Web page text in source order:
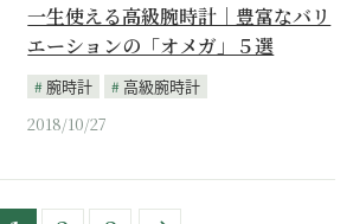
一生使える高級腕時計｜豊富なバリ
エーションの「オメガ」５選
腕時計
高級腕時計
2018/10/27